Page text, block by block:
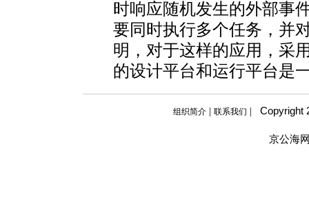
时响应随机发生的外部事
要同时执行多个任务，并
明，对于这样的应用，采
的设计平台和运行平台是
组织简介 | 联系我们 | Copyright
京公海